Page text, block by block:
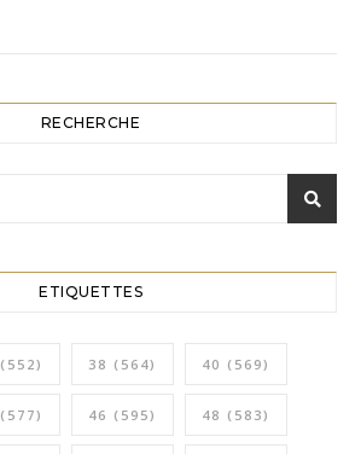
RECHERCHE
ETIQUETTES
(552) 38 (564) 40 (569)
(577) 46 (595) 48 (583)